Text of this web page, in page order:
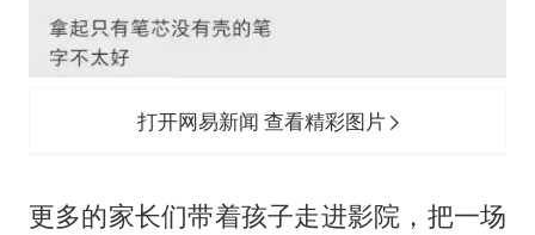
打开网易新闻 查看精彩图片
更多的家长们带着孩子走进影院，把一场